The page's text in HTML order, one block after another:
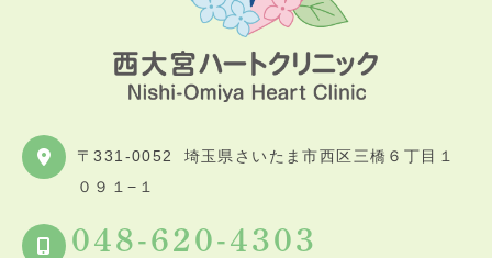
〒331-0052
埼玉県さいたま市西区三橋６丁目１
０９１−１
048-620-4303